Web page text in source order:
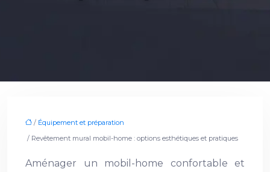
/ Équipement et préparation
/ Revêtement mural mobil-home : options esthétiques et pratiques
Aménager un mobil-home confortable et